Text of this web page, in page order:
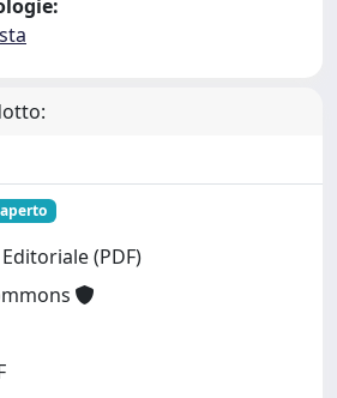
(PDF)